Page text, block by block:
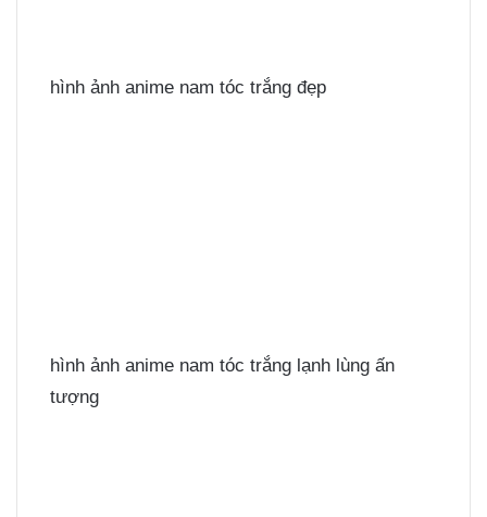
hình ảnh anime nam tóc trắng đẹp
hình ảnh anime nam tóc trắng lạnh lùng ấn
tượng